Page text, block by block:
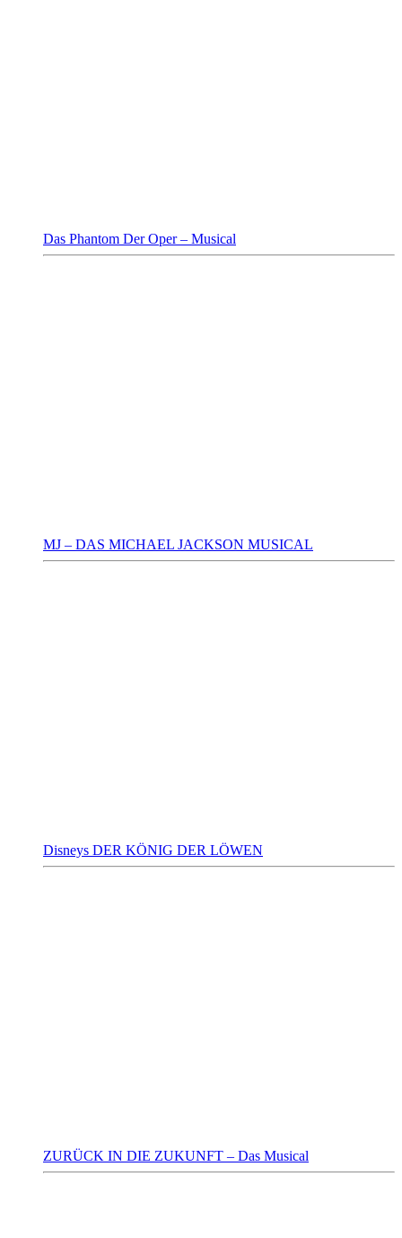
Das Phantom Der Oper – Musical
MJ – DAS MICHAEL JACKSON MUSICAL
Disneys DER KÖNIG DER LÖWEN
ZURÜCK IN DIE ZUKUNFT – Das Musical